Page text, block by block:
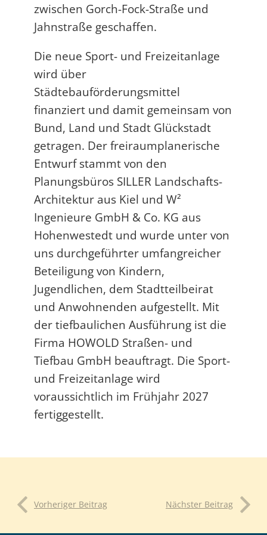
zwischen Gorch-Fock-Straße und
Jahnstraße geschaffen.
Die neue Sport- und Freizeitanlage
wird über
Städtebauförderungsmittel
finanziert und damit gemeinsam von
Bund, Land und Stadt Glückstadt
getragen. Der freiraumplanerische
Entwurf stammt von den
Planungsbüros SILLER Landschafts-
Architektur aus Kiel und W²
Ingenieure GmbH & Co. KG aus
Hohenwestedt und wurde unter von
uns durchgeführter umfangreicher
Beteiligung von Kindern,
Jugendlichen, dem Stadtteilbeirat
und Anwohnenden aufgestellt. Mit
der tiefbaulichen Ausführung ist die
Firma HOWOLD Straßen- und
Tiefbau GmbH beauftragt. Die Sport-
und Freizeitanlage wird
voraussichtlich im Frühjahr 2027
fertiggestellt.
Vorheriger Beitrag Nächster Beitrag